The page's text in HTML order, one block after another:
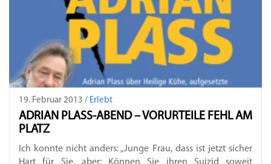
19. Februar 2013 / Erlebt
ADRIAN PLASS-ABEND – VORURTEILE FEHL AM
PLATZ
Ich konnte nicht anders: „Junge Frau, dass ist jetzt sicher